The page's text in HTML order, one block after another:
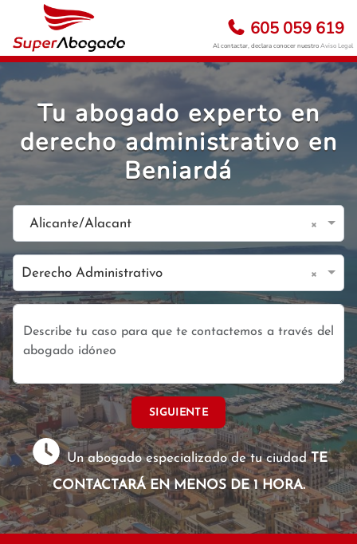
605 059 619
Al contactar, declara conocer nuestroAviso Legal
Tu abogado experto en
derecho administrativo en
Beniardá
Alicante/Alacant ×
Derecho Administrativo ×
SIGUIENTE
Un abogado especializado de tu ciudadTE
CONTACTARÁ EN MENOS DE 1 HORA.